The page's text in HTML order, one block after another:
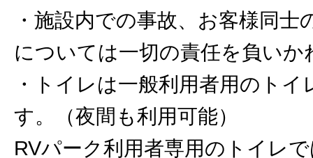
・施設内での事故、お客様同士
については一切の責任を負いか
・トイレは一般利用者用のトイ
す。（夜間も利用可能）
RVパーク利用者専用のトイレ